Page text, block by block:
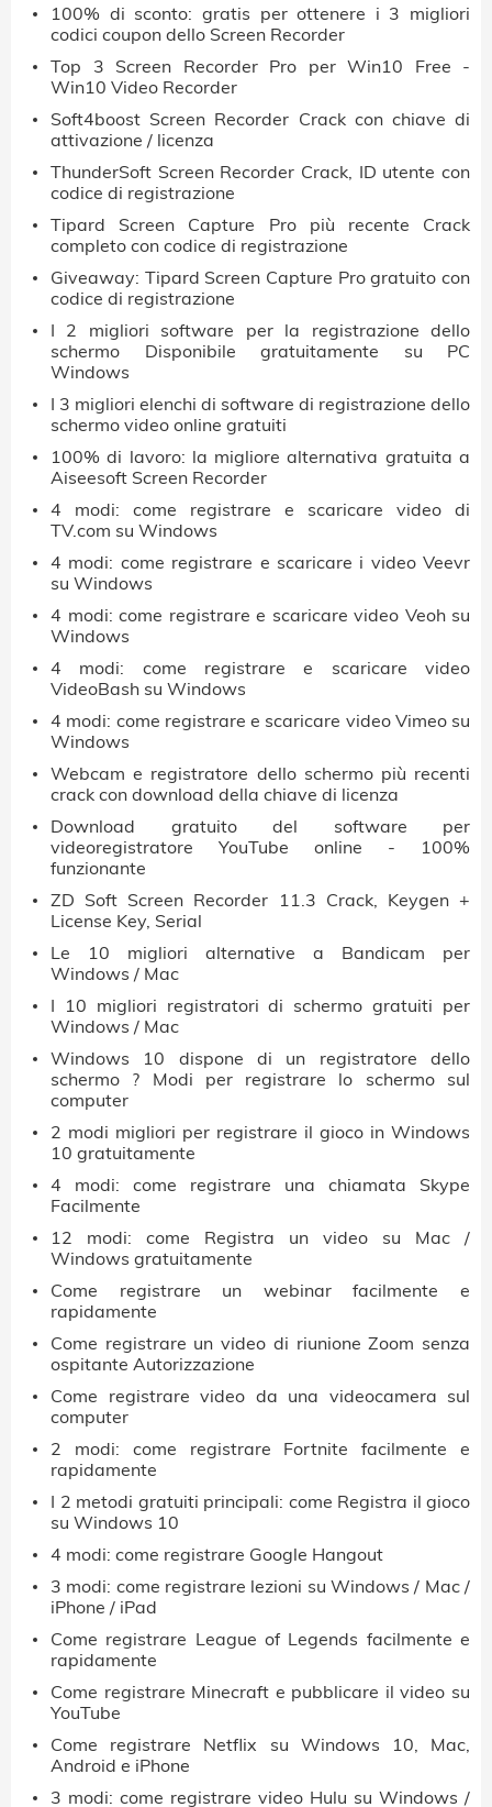
100% di sconto: gratis per ottenere i 3 migliori
codici coupon dello Screen Recorder
Top 3 Screen Recorder Pro per Win10 Free -
Win10 Video Recorder
Soft4boost Screen Recorder Crack con chiave di
attivazione / licenza
ThunderSoft Screen Recorder Crack, ID utente con
codice di registrazione
Tipard Screen Capture Pro più recente Crack
completo con codice di registrazione
Giveaway: Tipard Screen Capture Pro gratuito con
codice di registrazione
I 2 migliori software per la registrazione dello
schermo Disponibile gratuitamente su PC
Windows
I 3 migliori elenchi di software di registrazione dello
schermo video online gratuiti
100% di lavoro: la migliore alternativa gratuita a
Aiseesoft Screen Recorder
4 modi: come registrare e scaricare video di
TV.com su Windows
4 modi: come registrare e scaricare i video Veevr
su Windows
4 modi: come registrare e scaricare video Veoh su
Windows
4 modi: come registrare e scaricare video
VideoBash su Windows
4 modi: come registrare e scaricare video Vimeo su
Windows
Webcam e registratore dello schermo più recenti
crack con download della chiave di licenza
Download gratuito del software per
videoregistratore YouTube online - 100%
funzionante
ZD Soft Screen Recorder 11.3 Crack, Keygen +
License Key, Serial
Le 10 migliori alternative a Bandicam per
Windows / Mac
I 10 migliori registratori di schermo gratuiti per
Windows / Mac
Windows 10 dispone di un registratore dello
schermo ? Modi per registrare lo schermo sul
computer
2 modi migliori per registrare il gioco in Windows
10 gratuitamente
4 modi: come registrare una chiamata Skype
Facilmente
12 modi: come Registra un video su Mac /
Windows gratuitamente
Come registrare un webinar facilmente e
rapidamente
Come registrare un video di riunione Zoom senza
ospitante Autorizzazione
Come registrare video da una videocamera sul
computer
2 modi: come registrare Fortnite facilmente e
rapidamente
I 2 metodi gratuiti principali: come Registra il gioco
su Windows 10
4 modi: come registrare Google Hangout
3 modi: come registrare lezioni su Windows / Mac /
iPhone / iPad
Come registrare League of Legends facilmente e
rapidamente
Come registrare Minecraft e pubblicare il video su
YouTube
Come registrare Netflix su Windows 10, Mac,
Android e iPhone
3 modi: come registrare video Hulu su Windows /